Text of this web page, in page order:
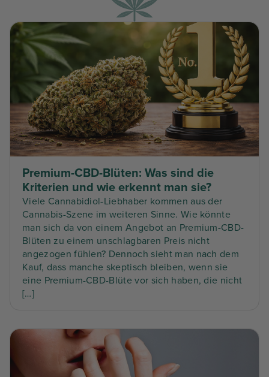
Premium-CBD-Blüten: Was sind die
Kriterien und wie erkennt man sie?
Viele Cannabidiol-Liebhaber kommen aus der
Cannabis-Szene im weiteren Sinne. Wie könnte
man sich da von einem Angebot an Premium-CBD-
Blüten zu einem unschlagbaren Preis nicht
angezogen fühlen? Dennoch sieht man nach dem
Kauf, dass manche skeptisch bleiben, wenn sie
eine Premium-CBD-Blüte vor sich haben, die nicht
[…]